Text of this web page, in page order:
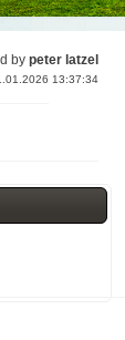
by peter latzel
13:37:34